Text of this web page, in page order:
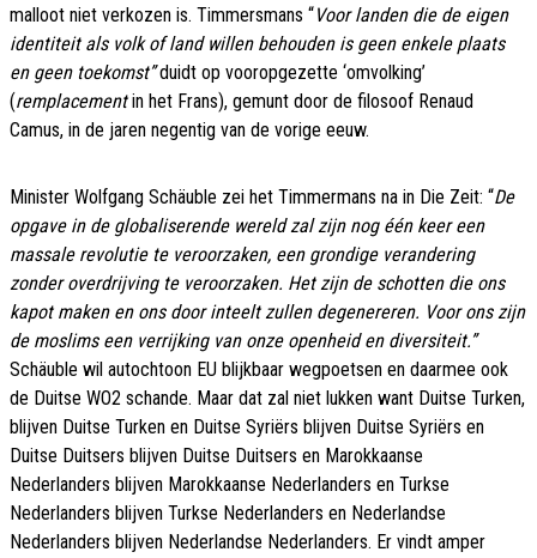
malloot niet verkozen is. Timmersmans “Voor landen die de eigen
identiteit als volk of land willen behouden is geen enkele plaats
en geen toekomst”duidt op vooropgezette ‘omvolking’
(remplacementin het Frans), gemunt door de filosoof Renaud
Camus, in de jaren negentig van de vorige eeuw.
Minister Wolfgang Schäuble zei het Timmermans na in Die Zeit: “De
opgave in de globaliserende wereld zal zijn nog één keer een
massale revolutie te veroorzaken, een grondige verandering
zonder overdrijving te veroorzaken. Het zijn de schotten die ons
kapot maken en ons door inteelt zullen degenereren. Voor ons zijn
de moslims een verrijking van onze openheid en diversiteit.”
Schäuble wil autochtoon EU blijkbaar wegpoetsen en daarmee ook
de Duitse WO2 schande. Maar dat zal niet lukken want Duitse Turken,
blijven Duitse Turken en Duitse Syriërs blijven Duitse Syriërs en
Duitse Duitsers blijven Duitse Duitsers en Marokkaanse
Nederlanders blijven Marokkaanse Nederlanders en Turkse
Nederlanders blijven Turkse Nederlanders en Nederlandse
Nederlanders blijven Nederlandse Nederlanders. Er vindt amper